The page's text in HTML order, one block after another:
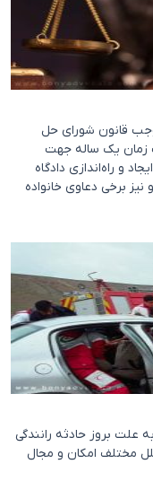
قانون شورای حل
با مهلت زمان یک ساله جهت
و راه‌اندازی دادگاه
برخی دعاوی خانواده
علت بروز حادثه رانندگی
مختلف امکان و مجال